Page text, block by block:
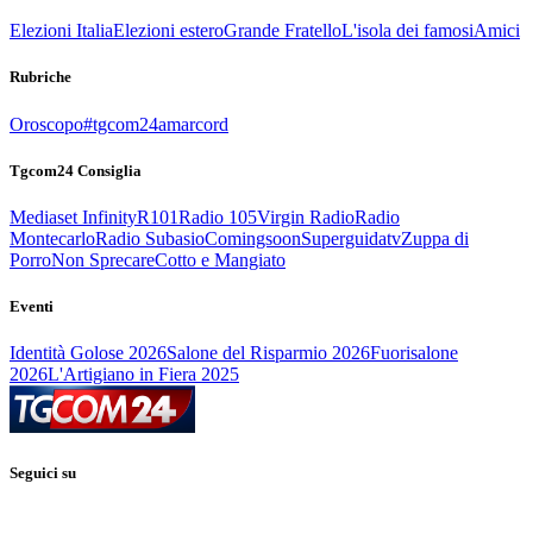
Elezioni ItaliaElezioni esteroGrande FratelloL'isola dei famosiAmici
Rubriche
Oroscopo#tgcom24amarcord
Tgcom24 Consiglia
Mediaset InfinityR101Radio 105Virgin RadioRadio
MontecarloRadio SubasioComingsoonSuperguidatvZuppa di
PorroNon SprecareCotto e Mangiato
Eventi
Identità Golose 2026Salone del Risparmio 2026Fuorisalone
2026L'Artigiano in Fiera 2025
Seguici su